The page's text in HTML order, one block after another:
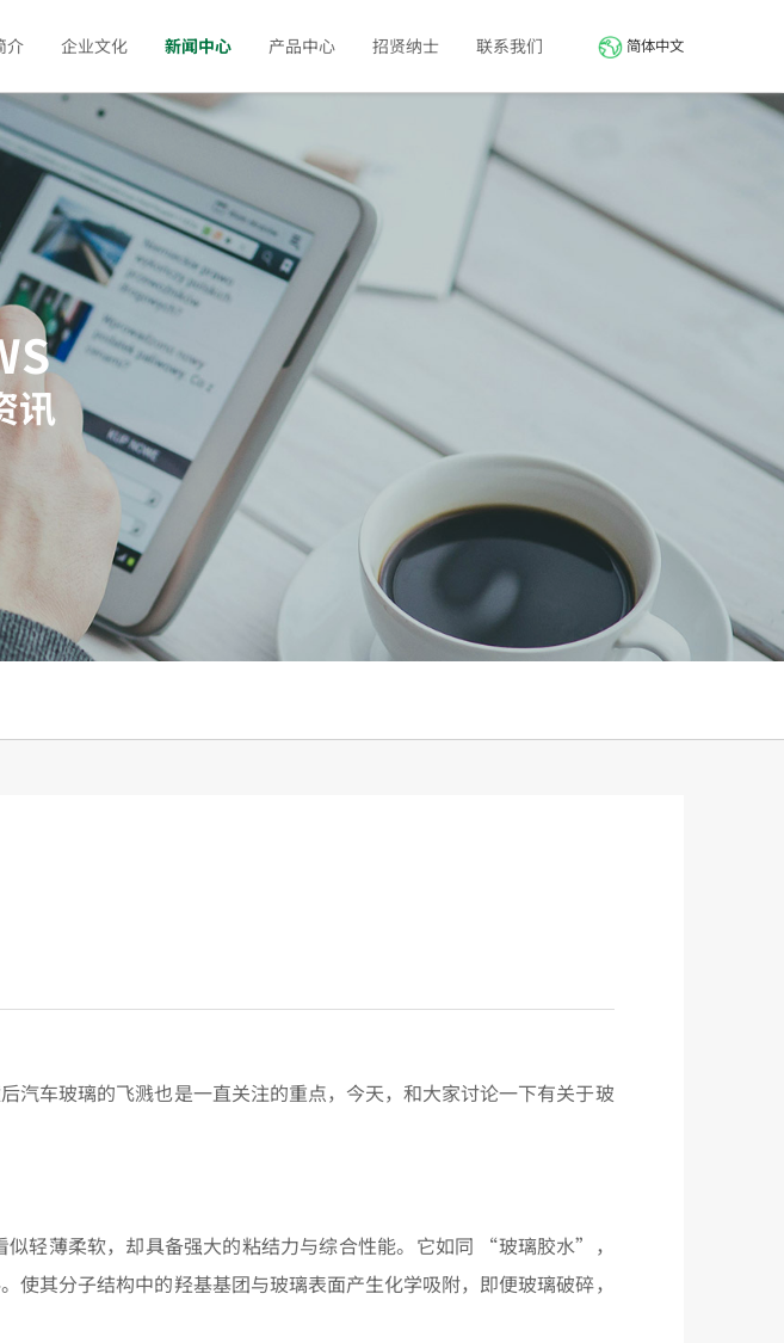
介 企业文化 新闻中心 产品中心 招贤纳士 联系我们 简体中文
讯
汽车玻璃的飞溅也是一直关注的重点，今天，和大家讨论一下有关于玻
轻薄柔软，却具备强大的粘结力与综合性能。它如同 “玻璃胶水”，
其分子结构中的羟基基团与玻璃表面产生化学吸附，即便玻璃破碎，